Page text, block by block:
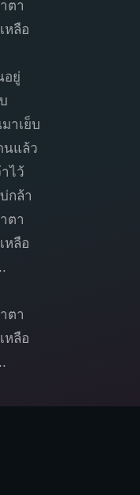
ตา
หลือ
อยู่
าเย็บ
นแล้ว
ไว้
กล้า
ตา
หลือ
ตา
หลือ